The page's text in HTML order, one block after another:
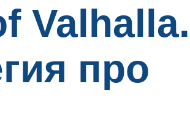
Valhalla.
про